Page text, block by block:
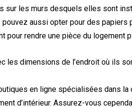
sur les murs desquels elles sont
aussi opter pour des papiers
pour rendre une pièce du logement
les dimensions de l’endroit où ils
en ligne spécialisées dans la
d’intérieur. Assurez-vous